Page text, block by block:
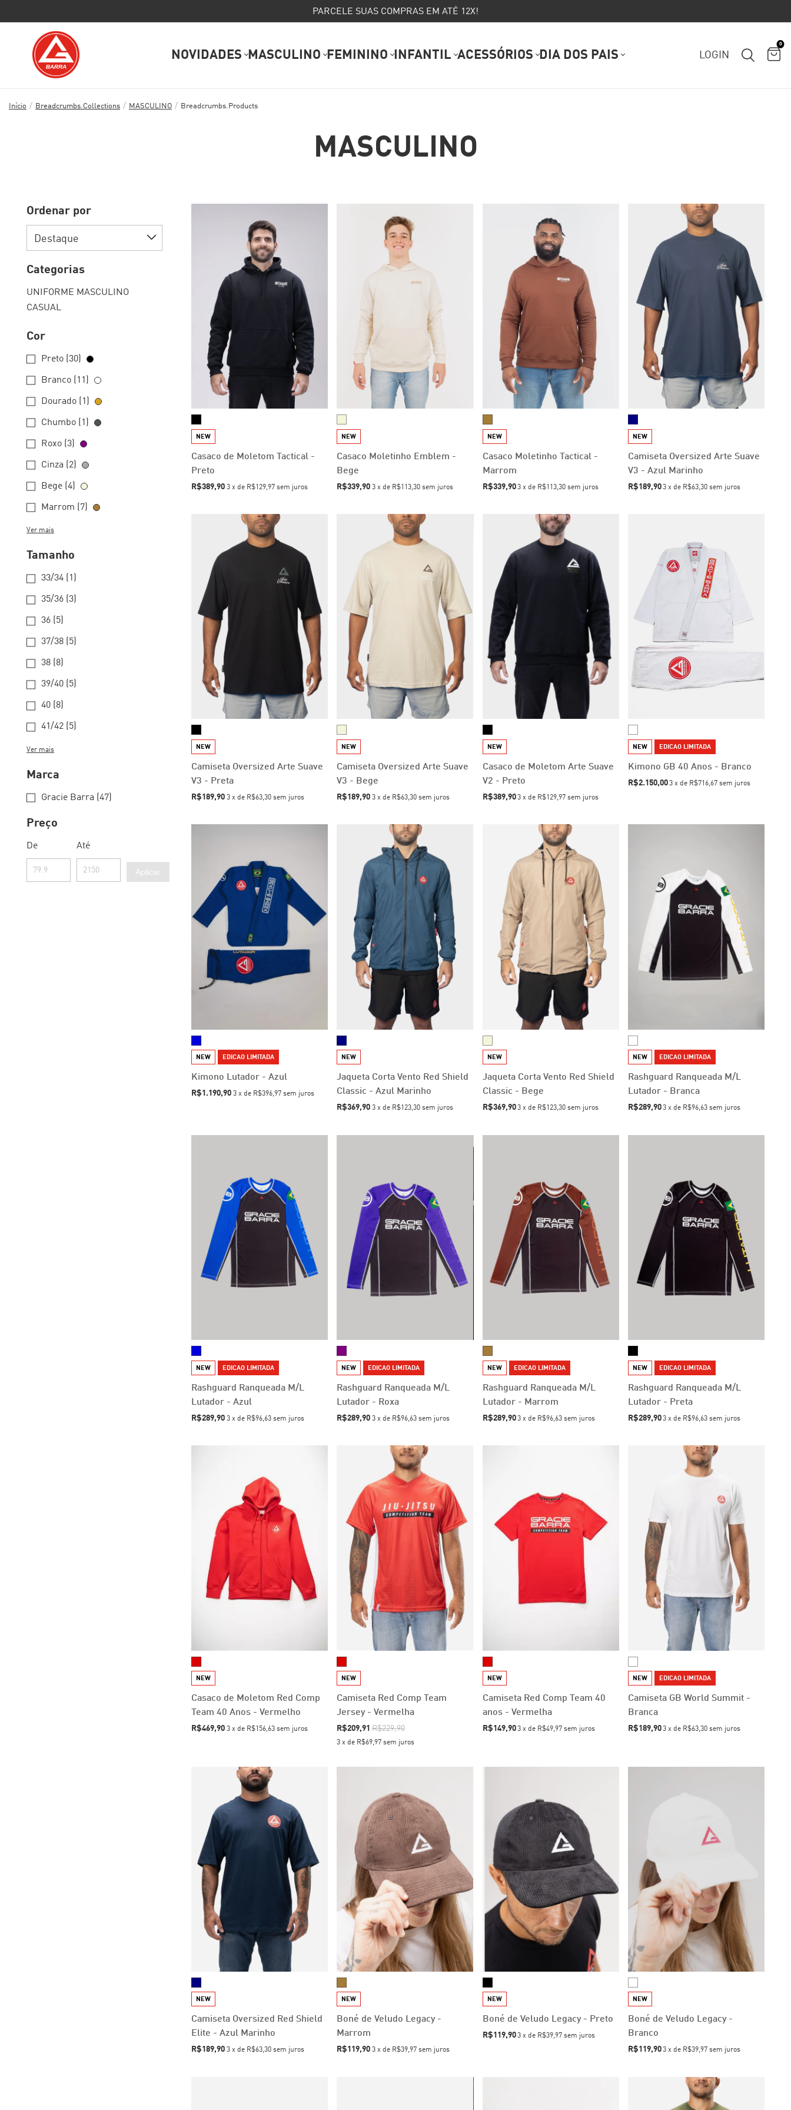
PARCELE SUAS COMPRAS EM ATÉ 12X!
NOVIDADES MASCULINO FEMININO INFANTIL ACESSÓRIOS DIA DOS PAIS LOGIN
0
Início / Breadcrumbs.collections / MASCULINO / Breadcrumbs.products
MASCULINO
Ordenar por
Categorias
UNIFORME MASCULINO
CASUAL
Cor
Preto (30)
Branco (11)
Dourado (1)
Chumbo (1)
Roxo (3)
Cinza (2)
Bege (4)
Marrom (7)
Ver mais
Tamanho
33/34 (1)
35/36 (3)
36 (5)
37/38 (5)
38 (8)
39/40 (5)
40 (8)
41/42 (5)
Ver mais
Marca
Gracie Barra (47)
Preço
De Até
Aplicar
NEW
Casaco de Moletom Tactical -
Preto
R$389,90 3 x de R$129,97 sem juros
NEW
Casaco Moletinho Emblem -
Bege
R$339,90 3 x de R$113,30 sem juros
NEW
Casaco Moletinho Tactical -
Marrom
R$339,90 3 x de R$113,30 sem juros
NEW
Camiseta Oversized Arte Suave
V3 - Azul Marinho
R$189,90 3 xde R$63,30 sem juros
NEW
Camiseta Oversized Arte Suave
V3 - Preta
R$189,90 3 x de R$63,30 sem juros
NEW
Camiseta Oversized Arte Suave
V3 - Bege
R$189,90 3 x de R$63,30 sem juros
NEW
Casaco de Moletom Arte Suave
V2 - Preto
R$389,90 3 x de R$129,97 sem juros
NEW EDICAO LIMITADA
Kimono GB 40 Anos - Branco
R$2.150,00 3 xde R$716,67 sem juros
NEW EDICAO LIMITADA
Kimono Lutador - Azul
R$1.190,90 3 x de R$396,97 sem juros
NEW
Jaqueta Corta Vento Red Shield
Classic - Azul Marinho
R$369,90 3 x de R$123,30 sem juros
NEW
Jaqueta Corta Vento Red Shield
Classic - Bege
R$369,90 3 x de R$123,30 sem juros
NEW EDICAO LIMITADA
Rashguard Ranqueada M/L
Lutador - Branca
R$289,90 3 xde R$96,63 sem juros
NEW EDICAO LIMITADA
Rashguard Ranqueada M/L
Lutador - Azul
R$289,90 3 x de R$96,63 sem juros
NEW EDICAO LIMITADA
Rashguard Ranqueada M/L
Lutador - Roxa
R$289,90 3 x de R$96,63 sem juros
NEW EDICAO LIMITADA
Rashguard Ranqueada M/L
Lutador - Marrom
R$289,90 3 x de R$96,63 sem juros
NEW EDICAO LIMITADA
Rashguard Ranqueada M/L
Lutador - Preta
R$289,90 3 xde R$96,63 sem juros
NEW
Casaco de Moletom Red Comp
Team 40 Anos - Vermelho
R$469,90 3 x de R$156,63 sem juros
NEW
Camiseta Red Comp Team
Jersey - Vermelha
R$209,91 R$229,90
3 xde R$69,97 sem juros
NEW
Camiseta Red Comp Team 40
anos - Vermelha
R$149,90 3 x de R$49,97 sem juros
NEW EDICAO LIMITADA
Camiseta GB World Summit -
Branca
R$189,90 3 xde R$63,30 sem juros
NEW
Camiseta Oversized Red Shield
Elite - Azul Marinho
R$189,90 3 x de R$63,30 sem juros
NEW
Boné de Veludo Legacy -
Marrom
R$119,90 3 x de R$39,97 sem juros
NEW
Boné de Veludo Legacy - Preto
R$119,90 3 x de R$39,97 sem juros
NEW
Boné de Veludo Legacy -
Branco
R$119,90 3 xde R$39,97 sem juros